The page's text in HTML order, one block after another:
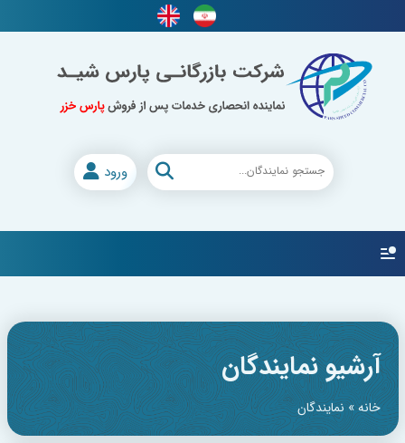
ورود
آرشیو نمایندگان
خانه»نمایندگان